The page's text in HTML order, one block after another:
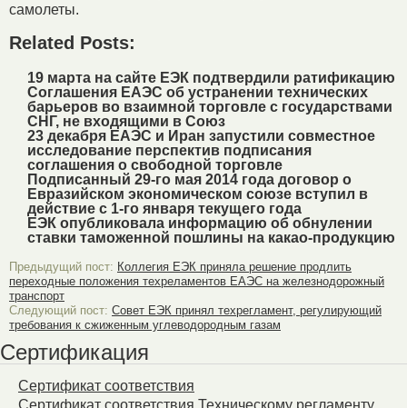
самолеты.
Related Posts:
19 марта на сайте ЕЭК подтвердили ратификацию
Соглашения ЕАЭС об устрaнении технических
барьерoв во взаимной торговле c государствами
СНГ, не входящими в Союз
23 декабря ЕАЭС и Иран запустили совместное
исследование перспектив подписания
соглашения о свободной торговле
Подписанный 29-го мая 2014 года договор о
Евразийском экономическом союзе вступил в
действие с 1-го января текущего года
ЕЭК опубликовала информацию об обнулении
ставки таможенной пошлины на какао-продукцию
Предыдущий пост: Коллегия ЕЭК приняла решение продлить
переходные положения техреламентов ЕАЭС на железнодорожный
транспорт
Следующий пост: Совет ЕЭК принял техрегламент, регулирующий
требования к сжиженным углеводородным газам
Сертификация
Сертификат соответствия
Сертификат соответствия Техническому регламенту